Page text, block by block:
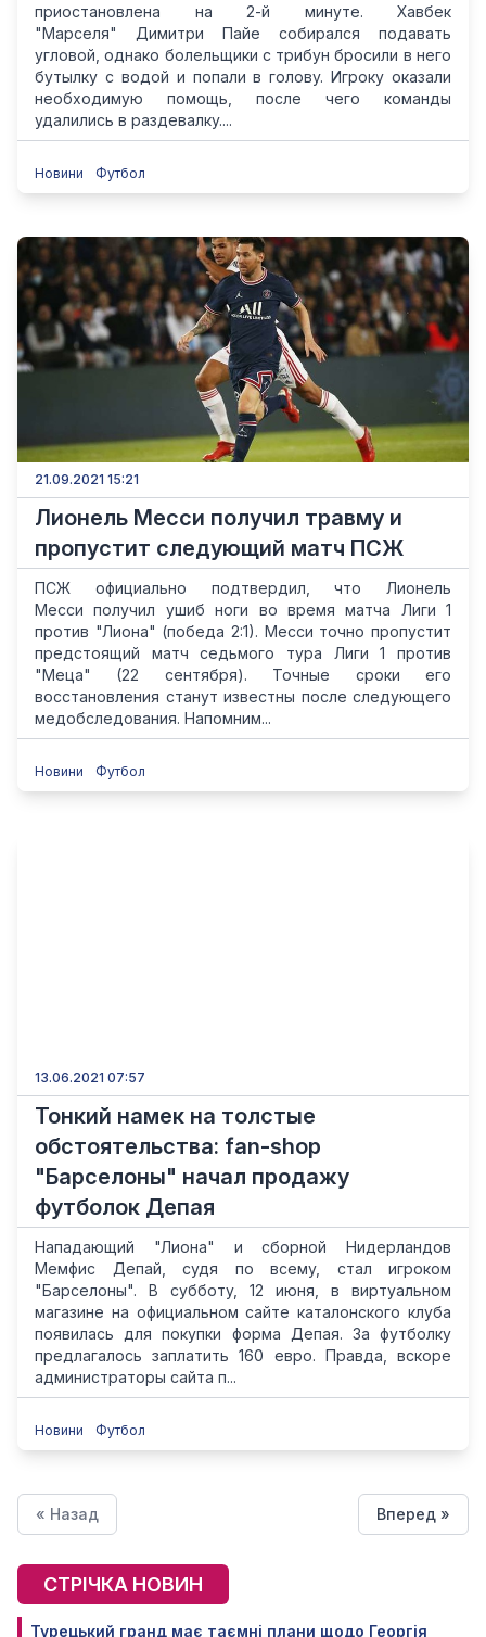
приостановлена на 2-й минуте. Хавбек
"Марселя" Димитри Пайе собирался подавать
угловой, однако болельщики с трибун бросили в него
бутылку с водой и попали в голову. Игроку оказали
необходимую помощь, после чего команды
удалились в раздевалку....
Новини Футбол
21.09.2021 15:21
Лионель Месси получил травму и
пропустит следующий матч ПСЖ
ПСЖ официально подтвердил, что Лионель
Месси получил ушиб ноги во время матча Лиги 1
против "Лиона" (победа 2:1). Месси точно пропустит
предстоящий матч седьмого тура Лиги 1 против
"Меца" (22 сентября). Точные сроки его
восстановления станут известны после следующего
медобследования. Напомним...
Новини Футбол
13.06.2021 07:57
Тонкий намек на толстые
обстоятельства: fan-shop
"Барселоны" начал продажу
футболок Депая
Нападающий "Лиона" и сборной Нидерландов
Мемфис Депай, судя по всему, стал игроком
"Барселоны". В субботу, 12 июня, в виртуальном
магазине на официальном сайте каталонского клуба
появилась для покупки форма Депая. За футболку
предлагалось заплатить 160 евро. Правда, вскоре
администраторы сайта п...
Новини Футбол
« Назад Вперед »
СТРІЧКА НОВИН
Турецький гранд має таємні плани щодо Георгія